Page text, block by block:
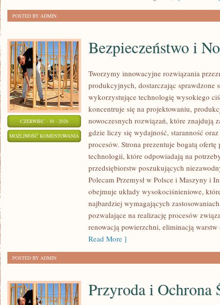
POSTED BY ADMIN
CZERWIEC - 30 - 2026
MOŻLIWOŚĆ KOMENTOWANIA BEZPIECZEŃSTWO
NORMY
Bezpieczeństwo i
Tworzymy innowacyjne rozwiązania
produkcyjnych, dostarczając sprawdzone
wykorzystujące technologię wysokiego
koncentruje się na projektowaniu,
nowoczesnych rozwiązań, które znajdują
gdzie liczy się wydajność, staranność
procesów. Strona prezentuje bogatą ofertę
technologii, które odpowiadają na
przedsiębiorstw poszukujących
Polecam Przemysł w Polsce i Maszyny i
obejmuje układy wysokociśnieniowe,
najbardziej wymagających
pozwalające na realizację procesów
renowacją powierzchni, eliminacją
Read More ]
POSTED BY ADMIN
Przyroda i Ochrona